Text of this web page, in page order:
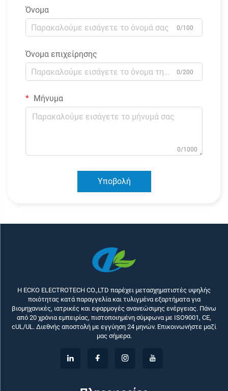
Όνομα
0/100
Όνομα επιχείρησης
0/200
Μήνυμα
0/1000
Υποβολή
Η ECKO ELECTROTECH CO.,LTD παρέχει μετασχηματιστές υψηλής
ποιότητας κατά παραγγελία και τυλιγμένα εξαρτήματα για
βιομηχανικές, ιατρικές και εφαρμογές ανανεώσιμης ενέργειας. Πάνω
από 20 χρόνια εμπειρίας, πιστοποιημένη σύμφωνα με ISO9001, CE,
cUL/UL. Διεθνής αποστολή με εγγύηση 24 μηνών. Επικοινωνήστε μαζί
μας σήμερα.